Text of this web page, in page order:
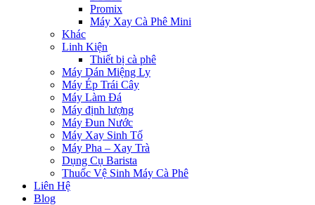
Promix
Máy Xay Cà Phê Mini
Khác
Linh Kiện
Thiết bị cà phê
Máy Dán Miệng Ly
Máy Ép Trái Cây
Máy Làm Đá
Máy định lượng
Máy Đun Nước
Máy Xay Sinh Tố
Máy Pha – Xay Trà
Dụng Cụ Barista
Thuốc Vệ Sinh Máy Cà Phê
Liên Hệ
Blog